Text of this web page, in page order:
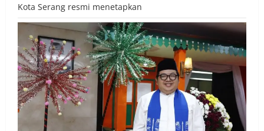
Kota Serang resmi menetapkan